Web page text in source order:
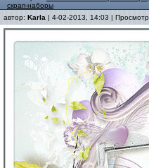
скрап-наборы
автор: Karla | 4-02-2013, 14:03 |